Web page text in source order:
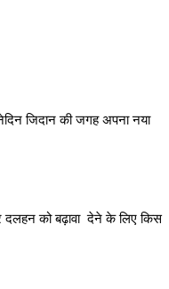
जिदान की जगह अपना नया
को बढ़ावा देने के लिए किस